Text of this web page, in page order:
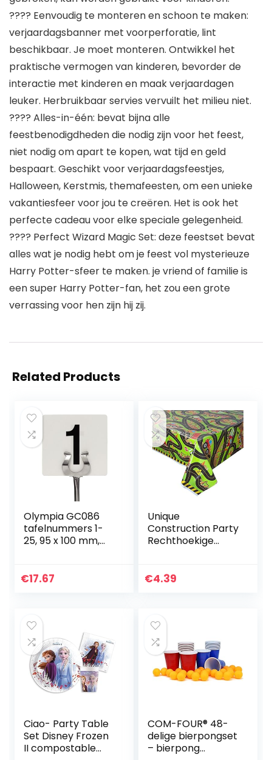
???? Eenvoudig te monteren en schoon te maken:
verjaardagsbanner met voorperforatie, lint
beschikbaar. Je moet monteren. Ontwikkel het
praktische vermogen van kinderen, bevorder de
interactie met kinderen en maak verjaardagen
leuker. Herbruikbaar servies vervuilt het milieu niet.
???? Alles-in-één: bevat bijna alle
feestbenodigdheden die nodig zijn voor het feest,
niet nodig om apart te kopen, wat tijd en geld
bespaart. Geschikt voor verjaardagsfeestjes,
Halloween, Kerstmis, themafeesten, om een ​​unieke
vakantiesfeer voor jou te creëren. Het is ook het
perfecte cadeau voor elke speciale gelegenheid.
???? Perfect Wizard Magic Set: deze feestset bevat
alles wat je nodig hebt om je feest vol mysterieuze
Harry Potter-sfeer te maken. je vriend of familie is
een super Harry Potter-fan, het zou een grote
verrassing voor hen zijn hij zij.
Related Products
Olympia GC086
tafelnummers 1-
25, 95 x 100 mm,
restaurants, cafés,
€17.67
Unique
Construction Party
Rechthoekige
Multicolor
€4.39
Ciao- Party Table
Set Disney Frozen
II compostable
COM-FOUR® 48-
delige bierpongset
– bierpong